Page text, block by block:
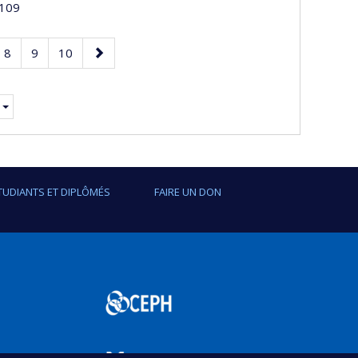
Page
8 Page
9 Page
10
Page
suivante
ET DIPLÔMÉS FAIRE UN DON